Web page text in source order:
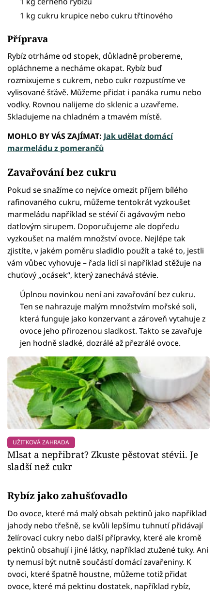
1 kg cukru krupice nebo cukru třtinového
Příprava
Rybíz otrháme od stopek, důkladně probereme,
opláchneme a necháme okapat. Rybíz buď
rozmixujeme s cukrem, nebo cukr rozpustíme ve
vylisované šťávě. Můžeme přidat i panáka rumu nebo
vodky. Rovnou nalijeme do sklenic a uzavřeme.
Skladujeme na chladném a tmavém místě.
MOHLO BY VÁS ZAJÍMAT: Jak udělat domácí
marmeládu z pomerančů
Zavařování bez cukru
Pokud se snažíme co nejvíce omezit příjem bílého
rafinovaného cukru, můžeme tentokrát vyzkoušet
marmeládu například se stévií či agávovým nebo
datlovým sirupem. Doporučujeme ale dopředu
vyzkoušet na malém množství ovoce. Nejlépe tak
zjistíte, v jakém poměru sladidlo použít a také to, jestli
vám vůbec vyhovuje – řada lidí si například stěžuje na
chuťový „ocásek“, který zanechává stévie.
Úplnou novinkou není ani zavařování bez cukru.
Ten se nahrazuje malým množstvím mořské soli,
která funguje jako konzervant a zároveň vytahuje z
ovoce jeho přirozenou sladkost. Takto se zavařuje
jen hodně sladké, dozrálé až přezrálé ovoce.
UŽITKOVÁ ZAHRADA
Mlsat a nepřibrat? Zkuste pěstovat stévii. Je
sladší než cukr
Rybíz jako zahušťovadlo
Do ovoce, které má malý obsah pektinů jako například
jahody nebo třešně, se kvůli lepšímu tuhnutí přidávají
želírovací cukry nebo další přípravky, které ale kromě
pektinů obsahují i jiné látky, například ztužené tuky. Ani
ty nemusí být nutně součástí domácí zavařeniny. K
ovoci, které špatně houstne, můžeme totiž přidat
ovoce, které má pektinu dostatek, například rybíz,